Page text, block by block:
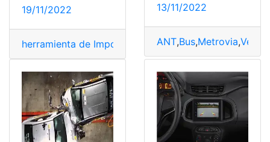
19/11/2022
herramienta de Importar/Exportar ,Importar,permisos
13/11/2022
ANT,Bus,Metrovia,